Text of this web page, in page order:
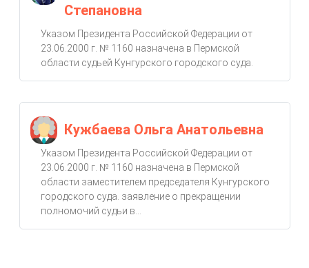
Степановна
Указом Президента Российской Федерации от
23.06.2000 г. № 1160 назначена в Пермской
области судьей Кунгурского городского суда.
Кужбаева Ольга Анатольевна
Указом Президента Российской Федерации от
23.06.2000 г. № 1160 назначена в Пермской
области заместителем председателя Кунгурского
городского суда. заявление о прекращении
полномочий судьи в...